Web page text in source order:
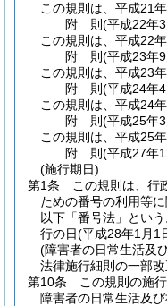
この規則は、平成21
附 則(平成22年
この規則は、平成22
附 則(平成23年
この規則は、平成23
附 則(平成24年
この規則は、平成24
附 則(平成25年
この規則は、平成25
附 則(平成27年
(施行期日)
第1条
この規則は、行
ための番号の利用等
以下「番号法」とい
行の日(平成28年1月1
(障害者の日常生活及
法律施行細則の一部
第10条
この規則の施
障害者の日常生活及